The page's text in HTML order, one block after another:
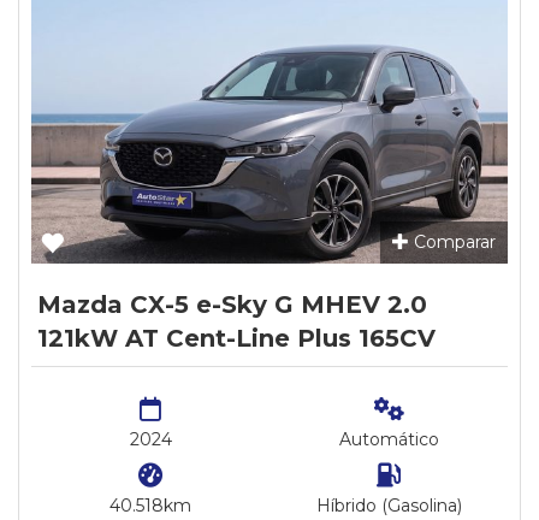
Comparar
Mazda CX-5 e-Sky G MHEV 2.0
121kW AT Cent-Line Plus 165CV
2024
40.518km
Automático
Híbrido (Gasolina)